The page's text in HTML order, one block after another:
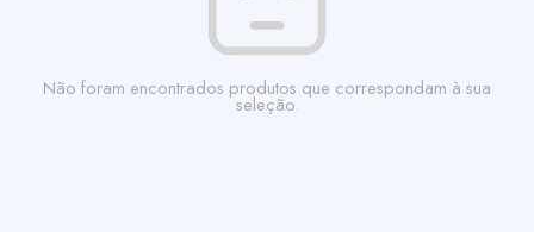
Não foram encontrados produtos que correspondam à sua
seleção.